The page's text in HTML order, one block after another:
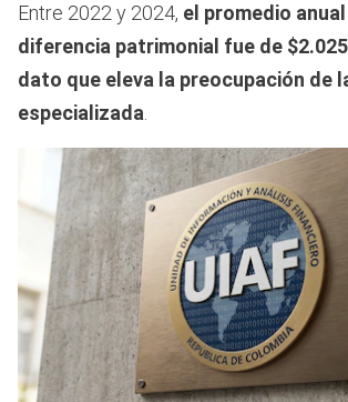
Entre 2022 y 2024, el promedio
diferencia patrimonial fue de
dato que eleva la preocupación de
especializada